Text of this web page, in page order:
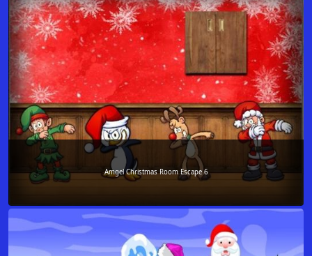
Amgel Christmas Room Escape 6